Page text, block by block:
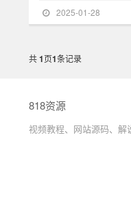
2025-01-28
共1页1条记录
818资源
视频教程、网站源码、